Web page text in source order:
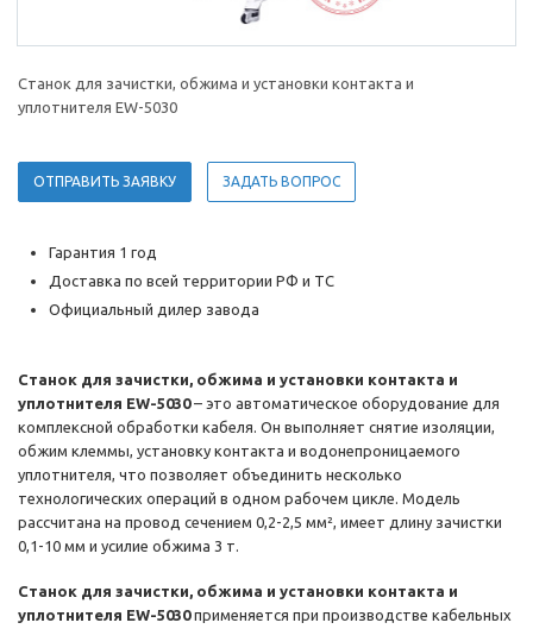
Станок для зачистки, обжима и установки контакта и
уплотнителя EW-5030
ОТПРАВИТЬ ЗАЯВКУ ЗАДАТЬ ВОПРОС
Гарантия 1 год
Доставка по всей территории РФ и ТС
Официальный дилер завода
Станок для зачистки, обжима и установки контакта и
уплотнителя EW-5030– это автоматическое оборудование для
комплексной обработки кабеля. Он выполняет снятие изоляции,
обжим клеммы, установку контакта и водонепроницаемого
уплотнителя, что позволяет объединить несколько
технологических операций в одном рабочем цикле. Модель
рассчитана на провод сечением 0,2-2,5 мм², имеет длину зачистки
0,1-10 мм и усилие обжима 3 т.
Станок для зачистки, обжима и установки контакта и
уплотнителя EW-5030применяется при производстве кабельных